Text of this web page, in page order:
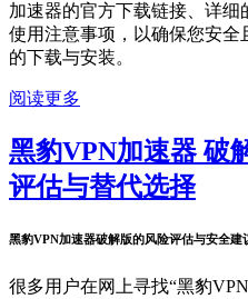
加速器的官方下载链接、详细
使用注意事项，以确保您安
的下载与安装。
阅读更多
黑豹VPN加速器 破
评估与替代选择
黑豹VPN加速器破解版的风险评估与安全建
很多用户在网上寻找“黑豹